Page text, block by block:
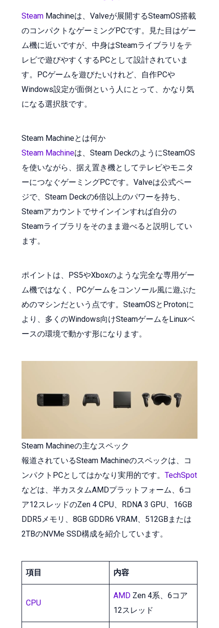
Steam Machineは、Valveが展開するSteamOS搭載
のコンパクトなゲーミングPCです。見た目はゲー
ム機に近いですが、中身はSteamライブラリをテ
レビで遊びやすくするPCとして設計されていま
す。PCゲームを遊びたいけれど、自作PCや
Windows設定が面倒という人にとって、かなり気
になる選択肢です。
Steam Machineとは何か
Steam Machineは、Steam DeckのようにSteamOS
を使いながら、据え置き機としてテレビやモニタ
ーにつなぐゲーミングPCです。Valveは公式ペー
ジで、Steam Deckの6倍以上のパワーを持ち、
Steamアカウントでサインインすれば自分の
Steamライブラリをそのまま遊べると説明してい
ます。
ポイントは、PS5やXboxのような完全な専用ゲー
ム機ではなく、PCゲームをコンソール風に遊ぶた
めのマシンだという点です。SteamOSとProtonに
より、多くのWindows向けSteamゲームをLinuxベ
ースの環境で動かす形になります。
Steam Machineの主なスペック
報道されているSteam Machineのスペックは、コ
ンパクトPCとしてはかなり実用的です。 TechSpot
などは、半カスタムAMDプラットフォーム、6コ
ア12スレッドのZen 4 CPU、RDNA 3 GPU、16GB
DDR5メモリ、8GB GDDR6 VRAM、512GBまたは
2TBのNVMe SSD構成を紹介しています。
項目 内容
CPU
AMD Zen 4系、6コア
12スレッド